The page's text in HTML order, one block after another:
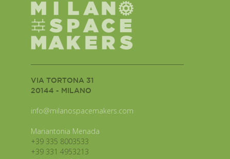
VIA TORTONA 31
20144 - MILANO
info@milanospacemakers.com
Mariantonia Menada
+39 335 8003533
+39 331 4953213